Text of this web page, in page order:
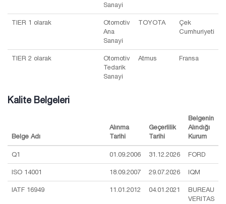
Sanayi
TIER 1 olarak
Otomotiv
Ana
Sanayi
TOYOTA
Çek
Cumhuriyeti
TIER 2 olarak
Otomotiv
Tedarik
Sanayi
Atmus Fransa
Kalite Belgeleri
Belge Adı
Alınma
Tarihi
Geçerlilik
Tarihi
Belgenin
Alındığı
Kurum
Q1 01.09.2006 31.12.2026 FORD
ISO 14001 18.09.2007 29.07.2026 IQM
IATF 16949 11.01.2012 04.01.2021
BUREAU
VERITAS